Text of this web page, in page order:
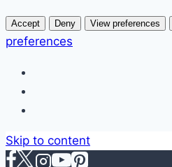
Accept Deny View preferences
preferences
Skip to content